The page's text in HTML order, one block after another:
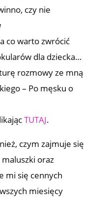
czy nie
co warto zwrócić
dla dziecka…
rozmowy ze mną
– Po męsku o
TUTAJ.
czym zajmuje się
oraz
mi się cennych
miesięcy